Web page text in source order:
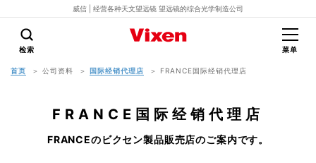
威信 | 经营各种天文望远镜 望远镜的综合光学制造公司
菜单
检索
首页 公司资料 国际经销代理店 FRANCE国际经销代理店
FRANCE国际经销代理店
FRANCEのビクセン製品販売店のご案内です。